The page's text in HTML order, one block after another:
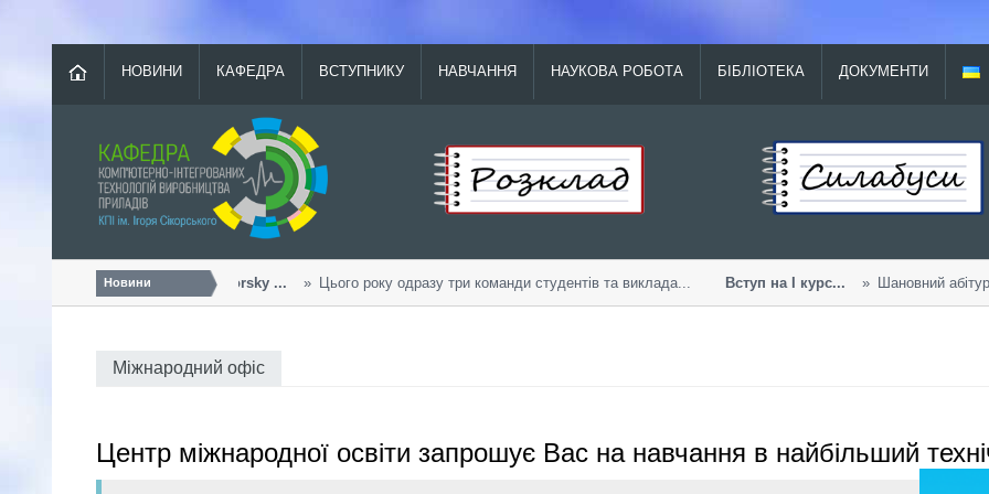
НОВИНИ КАФЕДРА ВСТУПНИКУ НАВЧАННЯ НАУКОВА РОБОТА БІБЛІОТЕКА ДОКУМЕНТИ
Новини
Урожайний «Sikorsky ... Цього року одразу три команди студентів та виклада... Вступ на І курс... Шановний
Міжнародний офіс
Центр міжнародної освіти запрошує Вас на навчання в найбільший